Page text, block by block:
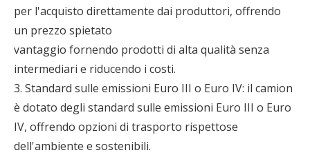
per l'acquisto direttamente dai produttori, offrendo
un prezzo spietato
vantaggio fornendo prodotti di alta qualità senza
intermediari e riducendo i costi.
3. Standard sulle emissioni Euro III o Euro IV: il camion
è dotato degli standard sulle emissioni Euro III o Euro
IV, offrendo opzioni di trasporto rispettose
dell'ambiente e sostenibili.